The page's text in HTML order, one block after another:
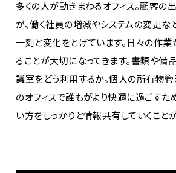
多くの人が動きまわるオフィス。顧客の
が、働く社員の増減やシステムの変更な
一刻と変化をとげています。日々の作
ることが大切になってきます。書類や備
議室をどう利用するか。個人の所有物管
のオフィスで誰もがより快適に過ごすた
い方をしっかりと情報共有していくこと